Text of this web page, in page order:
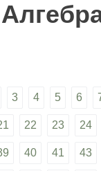
3 4 5 6
22 23 24
40 41 43